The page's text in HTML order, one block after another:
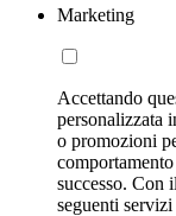
Marketing
Accettando
personalizzata
o promozioni
successo. Con
seguenti